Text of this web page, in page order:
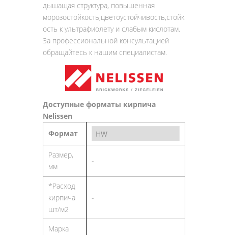
дышащая структура, повышенная
морозостойкость,цветоустойчивость,стойк
ость к ультрафиолету и слабым кислотам.
За профессиональной консультацией
обращайтесь к нашим специалистам.
Доступные форматы кирпича
Nelissen
Формат
Размер,
мм
-
*Расход
кирпича
шт/м2
-
Марка